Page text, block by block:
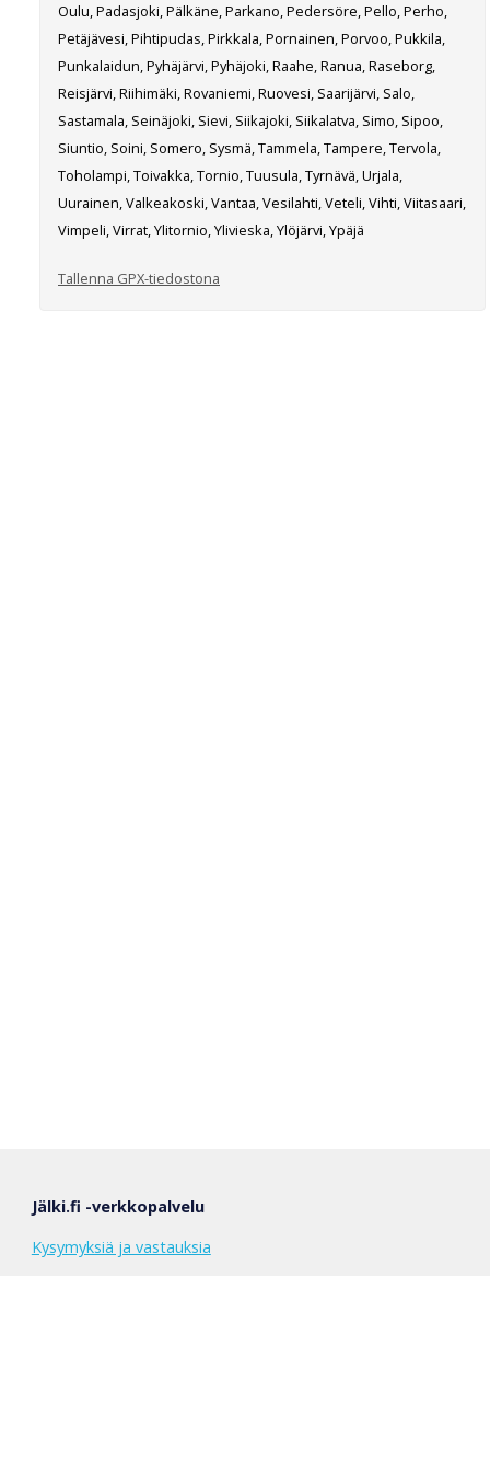
Oulu, Padasjoki, Pälkäne, Parkano, Pedersöre, Pello, Perho,
Petäjävesi, Pihtipudas, Pirkkala, Pornainen, Porvoo, Pukkila,
Punkalaidun, Pyhäjärvi, Pyhäjoki, Raahe, Ranua, Raseborg,
Reisjärvi, Riihimäki, Rovaniemi, Ruovesi, Saarijärvi, Salo,
Sastamala, Seinäjoki, Sievi, Siikajoki, Siikalatva, Simo, Sipoo,
Siuntio, Soini, Somero, Sysmä, Tammela, Tampere, Tervola,
Toholampi, Toivakka, Tornio, Tuusula, Tyrnävä, Urjala,
Uurainen, Valkeakoski, Vantaa, Vesilahti, Veteli, Vihti, Viitasaari,
Vimpeli, Virrat, Ylitornio, Ylivieska, Ylöjärvi, Ypäjä
Tallenna GPX-tiedostona
Jälki.fi -verkkopalvelu
Kysymyksiä ja vastauksia